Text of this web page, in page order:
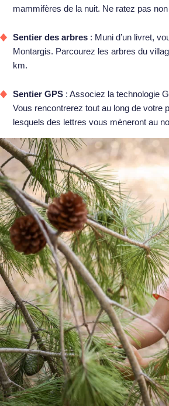
mammifères de la nuit. Ne ratez pas
Sentier des arbres : Muni d’un livret,
Montargis. Parcourez les arbres du
km.
Sentier GPS : Associez la technologie
Vous rencontrerez tout au long de votre
lesquels des lettres vous mèneront au